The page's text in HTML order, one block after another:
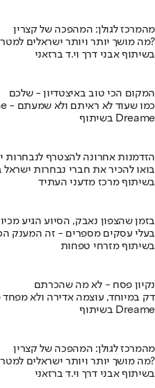
מהמרכז לגולן: המהפכה של קצרין
מה מושך יותר ויותר ישראלים למטרופולין המתפתח של האזור היפה במדינה?
בשיתוף אבני דרך וי.ד ברזאני
המקום הכי טוב באיצטדיון - שלכם
המונדיאל עם מסכי Dreame - כמו שעוד לא ראיתם ולא שמעתם
בשיתוף Dreame
הזדמנות אחרונה להצטרף לנבחרות
בואו להכיר את חברי נבחרות
בשיתוף מרכז מדעני העתיד
בזמן שהצפון נאבק, הסיוע הגיע
בעלי עסקים מספרים - זה המענק
בשיתוף מזרחי טפחות
נקיון פסח - לא מה שהכרתם
דק במיוחד, עוצמה אדירה ולא
בשיתוף Dreame
מהמרכז לגולן: המהפכה של קצרין
מה מושך יותר ויותר ישראלים למטרופולין המתפתח של האזור היפה במדינה?
בשיתוף אבני דרך וי.ד ברזאני